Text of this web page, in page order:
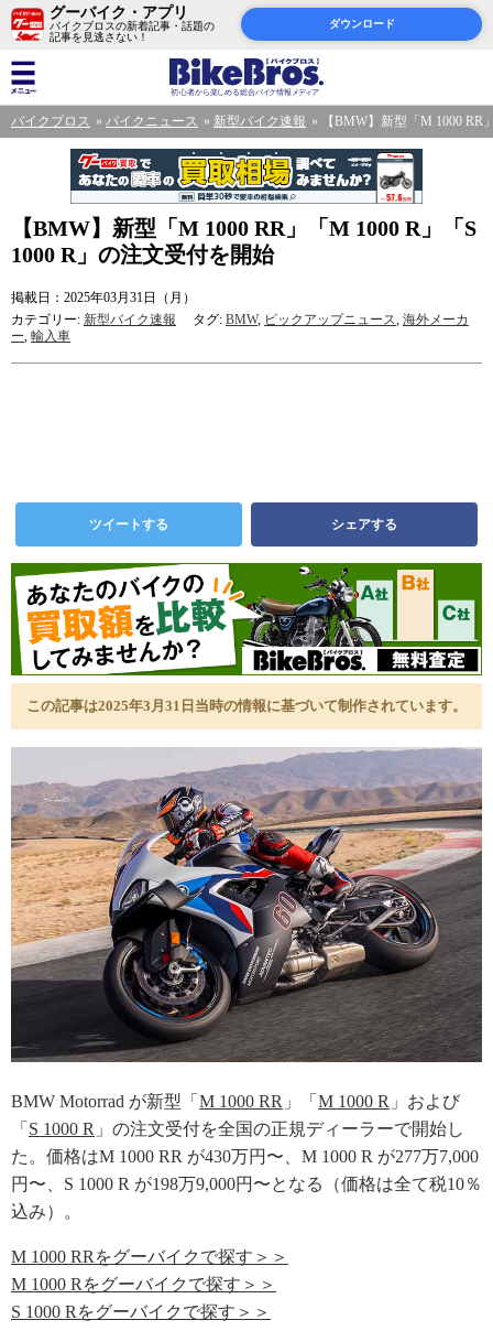
グーバイク・アプリ
バイクブロスの新着記事・話題の
記事を見逃さない！
ダウンロード
バイクブロス バイクニュース 新型バイク速報 【BMW】新型「M 1000 RR
【BMW】新型「M 1000 RR」「M 1000 R」「S
1000 R」の注文受付を開始
掲載日：2025年03月31日（月）
カテゴリー: 新型バイク速報 タグ: BMW, ピックアップニュース, 海外メーカ
ー, 輸入車
ツイートする シェアする
この記事は2025年3月31日当時の情報に基づいて制作されています。
BMW Motorrad が新型「 M 1000 RR 」「 M 1000 R 」および
「 S 1000 R 」の注文受付を全国の正規ディーラーで開始し
た。価格はM 1000 RR が430万円〜、M 1000 R が277万7,000
円〜、S 1000 R が198万9,000円〜となる（価格は全て税10％
込み）。
M 1000 RRをグーバイクで探す＞＞
M 1000 Rをグーバイクで探す＞＞
S 1000 Rをグーバイクで探す＞＞